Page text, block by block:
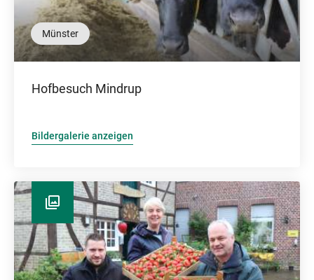
Münster
Hofbesuch Mindrup
Bildergalerie anzeigen